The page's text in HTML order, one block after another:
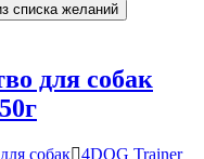
списка желаний
для собак
собак 4DOG Trainer